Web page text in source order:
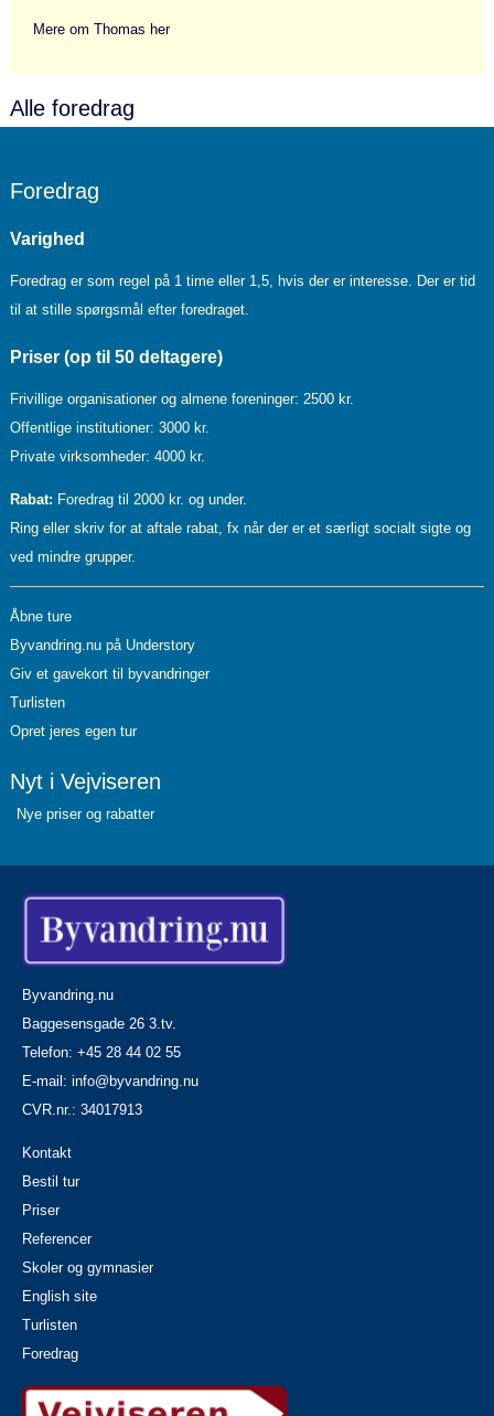
Mere om Thomas her
Alle foredrag
Foredrag
Varighed
Foredrag er som regel på 1 time eller 1,5, hvis der er interesse. Der er tid
til at stille spørgsmål efter foredraget.
Priser (op til 50 deltagere)
Frivillige organisationer og almene foreninger: 2500 kr.
Offentlige institutioner: 3000 kr.
Private virksomheder: 4000 kr.
Rabat: Foredrag til 2000 kr. og under.
Ring eller skriv for at aftale rabat, fx når der er et særligt socialt sigte og
ved mindre grupper.
Åbne ture
Byvandring.nu på Understory
Giv et gavekort til byvandringer
Turlisten
Opret jeres egen tur
Nyt i Vejviseren
Nye priser og rabatter
Byvandring.nu
Baggesensgade 26 3.tv.
Telefon: +45 28 44 02 55
E-mail: info@byvandring.nu
CVR.nr.: 34017913
Kontakt
Bestil tur
Priser
Referencer
Skoler og gymnasier
English site
Turlisten
Foredrag